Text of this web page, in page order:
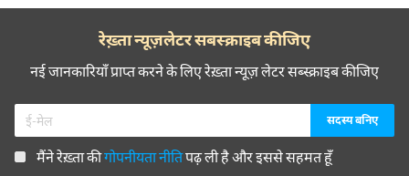
रेख़्ता न्यूज़लेटर सबस्क्राइब कीजिए
नई जानकारियाँ प्राप्त करने के लिए रेख़्ता न्यूज़ लेटर सब्स्क्राइब कीजिए
मैंने रेख़्ता कीगोपनीयता नीतिपढ़ ली है और इससे सहमत हूँ